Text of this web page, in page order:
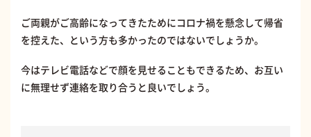
ご両親がご高齢になってきたためにコロナ禍を懸念して帰省
を控えた、という方も多かったのではないでしょうか。
今はテレビ電話などで顔を見せることもできるため、お互い
に無理せず連絡を取り合うと良いでしょう。